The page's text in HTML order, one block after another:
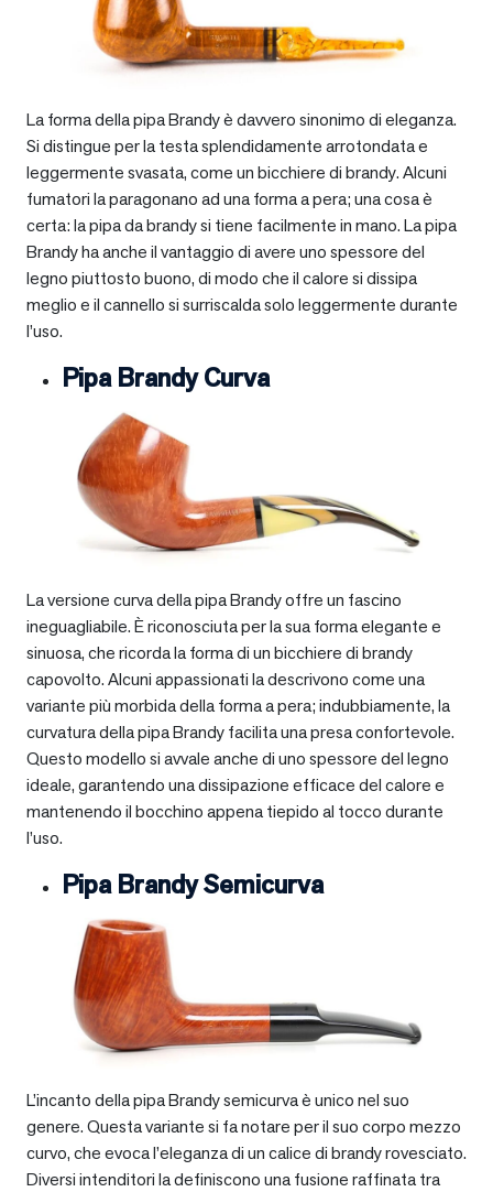
La forma della pipa Brandy è davvero sinonimo di eleganza.
Si distingue per la testa splendidamente arrotondata e
leggermente svasata, come un bicchiere di brandy. Alcuni
fumatori la paragonano ad una forma a pera; una cosa è
certa: la pipa da brandy si tiene facilmente in mano. La pipa
Brandy ha anche il vantaggio di avere uno spessore del
legno piuttosto buono, di modo che il calore si dissipa
meglio e il cannello si surriscalda solo leggermente durante
l’uso.
Pipa Brandy Curva
La versione curva della pipa Brandy offre un fascino
ineguagliabile. È riconosciuta per la sua forma elegante e
sinuosa, che ricorda la forma di un bicchiere di brandy
capovolto. Alcuni appassionati la descrivono come una
variante più morbida della forma a pera; indubbiamente, la
curvatura della pipa Brandy facilita una presa confortevole.
Questo modello si avvale anche di uno spessore del legno
ideale, garantendo una dissipazione efficace del calore e
mantenendo il bocchino appena tiepido al tocco durante
l’uso.
Pipa Brandy Semicurva
L’incanto della pipa Brandy semicurva è unico nel suo
genere. Questa variante si fa notare per il suo corpo mezzo
curvo, che evoca l’eleganza di un calice di brandy rovesciato.
Diversi intenditori la definiscono una fusione raffinata tra